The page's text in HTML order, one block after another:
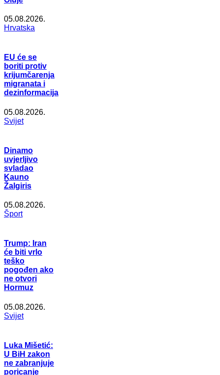
05.08.2026.
Hrvatska
EU će se
boriti protiv
krijumčarenja
migranata i
dezinformacija
05.08.2026.
Svijet
Dinamo
uvjerljivo
svladao
Kauno
Žalgiris
05.08.2026.
Šport
Trump: Iran
će biti vrlo
teško
pogođen ako
ne otvori
Hormuz
05.08.2026.
Svijet
Luka Mišetić:
U BiH zakon
ne zabranjuje
poricanje